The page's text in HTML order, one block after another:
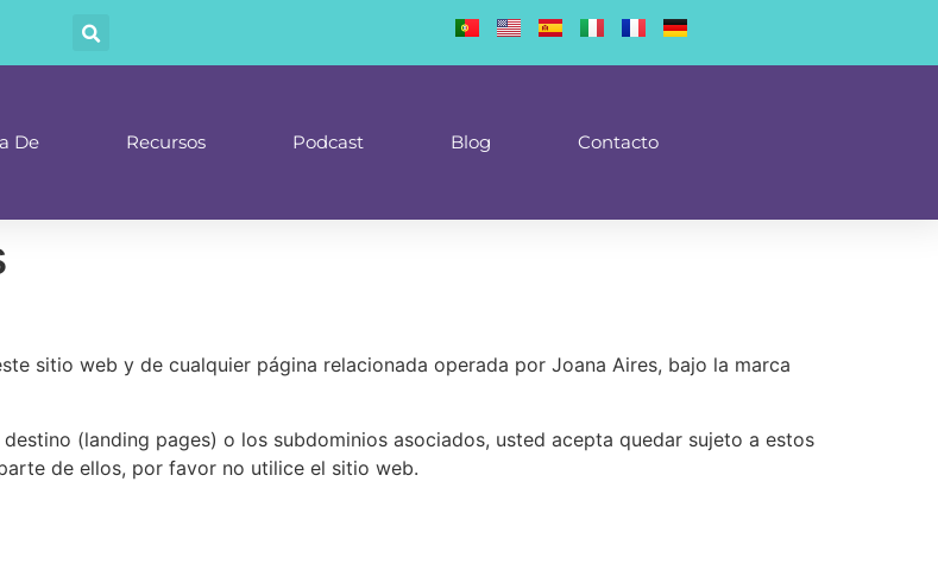
De Recursos Podcast Blog Contacto
sitio web y de cualquier página relacionada operada por Joana Aires, bajo la marca
(landing pages) o los subdominios asociados, usted acepta quedar sujeto a estos
de ellos, por favor no utilice el sitio web.